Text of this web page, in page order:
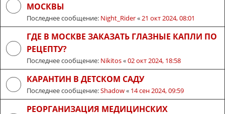
МОСКВЫ
Последнее сообщение: Night_Rider« 21 окт 2024, 08:01
ГДЕ В МОСКВЕ ЗАКАЗАТЬ ГЛАЗНЫЕ КАПЛИ ПО
РЕЦЕПТУ?
Последнее сообщение: Nikitos«02 окт 2024, 18:58
КАРАНТИН В ДЕТСКОМ САДУ
Последнее сообщение:Shadow« 14 сен 2024, 09:59
РЕОРГАНИЗАЦИЯ МЕДИЦИНСКИХ